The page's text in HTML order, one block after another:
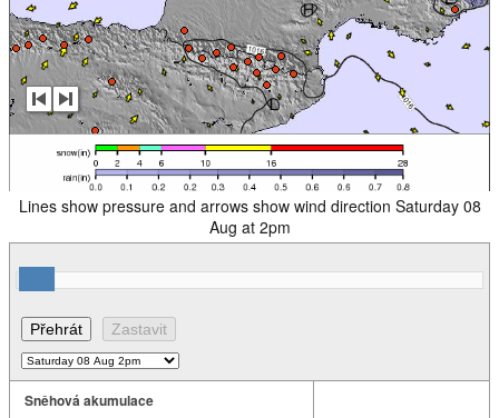
Lines show pressure and arrows show wind direction Saturday 08
Aug at 2pm
Sněhová akumulace